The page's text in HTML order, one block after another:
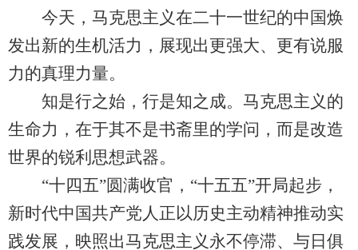
今天，马克思主义在二十一世纪的中国焕
发出新的生机活力，展现出更强大、更有说服
力的真理力量。
知是行之始，行是知之成。马克思主义的
生命力，在于其不是书斋里的学问，而是改造
世界的锐利思想武器。
“十四五”圆满收官，“十五五”开局起步，
新时代中国共产党人正以历史主动精神推动实
践发展，映照出马克思主义永不停滞、与日俱